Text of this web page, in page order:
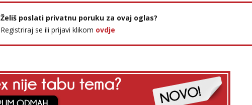
Želiš poslati privatnu poruku za ovaj oglas?
Registriraj se ili prijavi klikom ovdje